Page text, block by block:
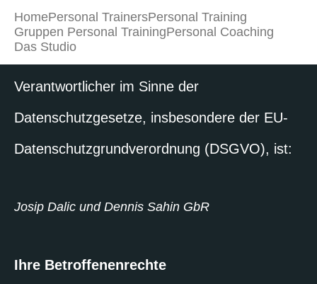
HomePersonal TrainersPersonal Training
Gruppen Personal TrainingPersonal Coaching
Das Studio
Unsere Datenschutzerklärung
Verantwortlicher im Sinne der
Datenschutzgesetze, insbesondere der EU-
Datenschutzgrundverordnung (DSGVO), ist:
Josip Dalic und Dennis Sahin GbR
Ihre Betroffenenrechte